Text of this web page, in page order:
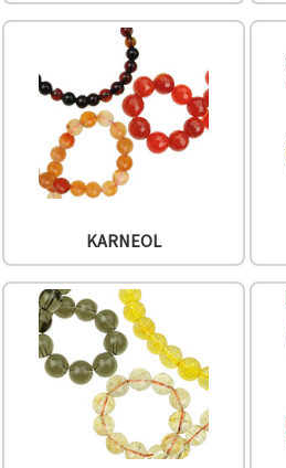
können Sie
jederzeit
widerrufen.
Impressum
Datenschutzerklärung
Richtlinie
Alle
akzeptieren
Cookie-
Einstellungen
KARNEOL